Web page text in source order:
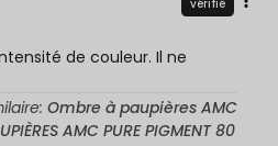
vérifié
de couleur. Il ne
Ombre à paupières AMC
AMC PURE PIGMENT 80